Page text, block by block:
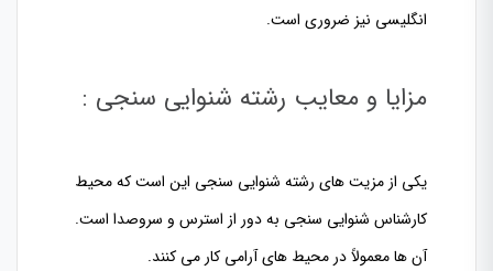
انگلیسی نیز ضروری است.
مزایا و معایب رشته شنوایی سنجی :
یکی از مزیت های رشته شنوایی سنجی این است که محیط
کارشناس شنوایی سنجی به دور از استرس و سروصدا است.
آن ها معمولاً در محیط های آرامی کار می کنند.